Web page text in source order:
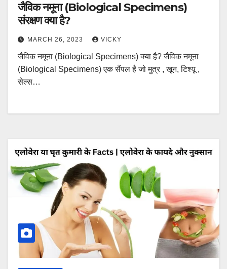
जैविक नमूना (Biological Specimens)
संरक्षण क्या है?
MARCH 26, 2023 VICKY
जैविक नमूना (Biological Specimens) क्या है? जैविक नमूना
(Biological Specimens) एक सैंपल है जो मुत्र , खून, टिश्यू ,
सेल्स…